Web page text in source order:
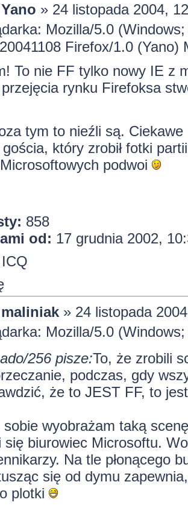
Yano » 24 listopada 2004,
Mozilla/5.0
Firefox/1.0 (Yano)
To nie FF tylko nowy IE z
rynku Firefoksa
tym to nieźli są.
który zrobił fotki
podwoi
858
od: 17 grudnia 2002,
ICQ
maliniak» 24 listopada
Mozilla/5.0
256 pisze:To, że zrobili
podczas, gdy
że to JEST FF, to
sobie wyobrażam taką
się biurowiec Microsoftu.
Na tle płonącego
się od dymu
plotki